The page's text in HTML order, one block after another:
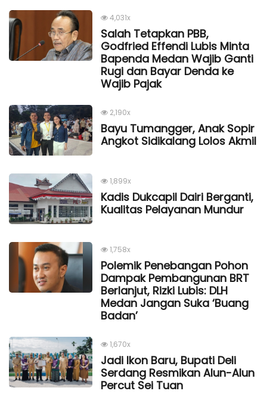
4,031x
Salah Tetapkan PBB,
Godfried Effendi Lubis Minta
Bapenda Medan Wajib Ganti
Rugi dan Bayar Denda ke
Wajib Pajak
2,190x
Bayu Tumangger, Anak Sopir
Angkot Sidikalang Lolos Akmil
1,899x
Kadis Dukcapil Dairi Berganti,
Kualitas Pelayanan Mundur
1,758x
Polemik Penebangan Pohon
Dampak Pembangunan BRT
Berlanjut, Rizki Lubis: DLH
Medan Jangan Suka ‘Buang
Badan’
1,670x
Jadi Ikon Baru, Bupati Deli
Serdang Resmikan Alun-Alun
Percut Sei Tuan